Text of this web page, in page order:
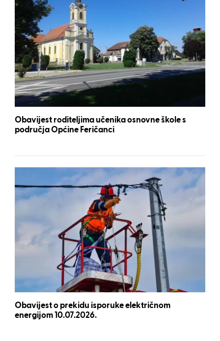
Obavijest roditeljima učenika osnovne škole s
područja Općine Feričanci
Obavijest o prekidu isporuke električnom
energijom 10.07.2026.